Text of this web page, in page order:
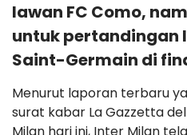
lawan FC Como,
untuk pertandingan
Saint-Germain di
Menurut laporan terbaru
surat kabar La Gazzetta